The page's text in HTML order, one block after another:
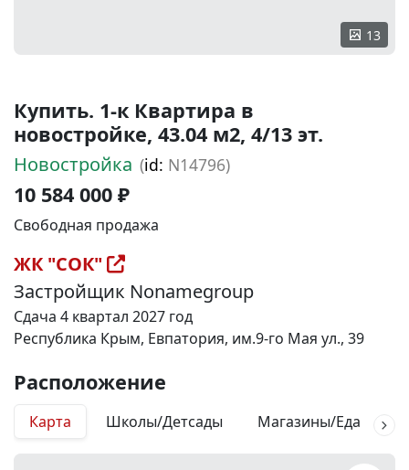
13
Купить. 1-к Квартира в
новостройке, 43.04 м2, 4/13 эт.
Новостройка (id: N14796)
10 584 000 ₽
Свободная продажа
ЖК "СОК"
Застройщик Nonamegroup
Сдача 4 квартал 2027 год
Республика Крым, Евпатория, им.9-го Мая ул., 39
Расположение
Карта Школы/Детсады Магазины/Еда